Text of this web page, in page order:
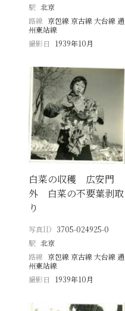
駅 北京
路線 京包線 京古線 大台線 通
州東站線
撮影日
1939年10月
白菜の収穫 広安門
外 白菜の不要葉剥取
り
写真ID 3705-024925-0
駅 北京
路線 京包線 京古線 大台線 通
州東站線
撮影日
1939年10月